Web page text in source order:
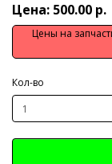
Цена: 500.00 р.
Цены на
Кол-во